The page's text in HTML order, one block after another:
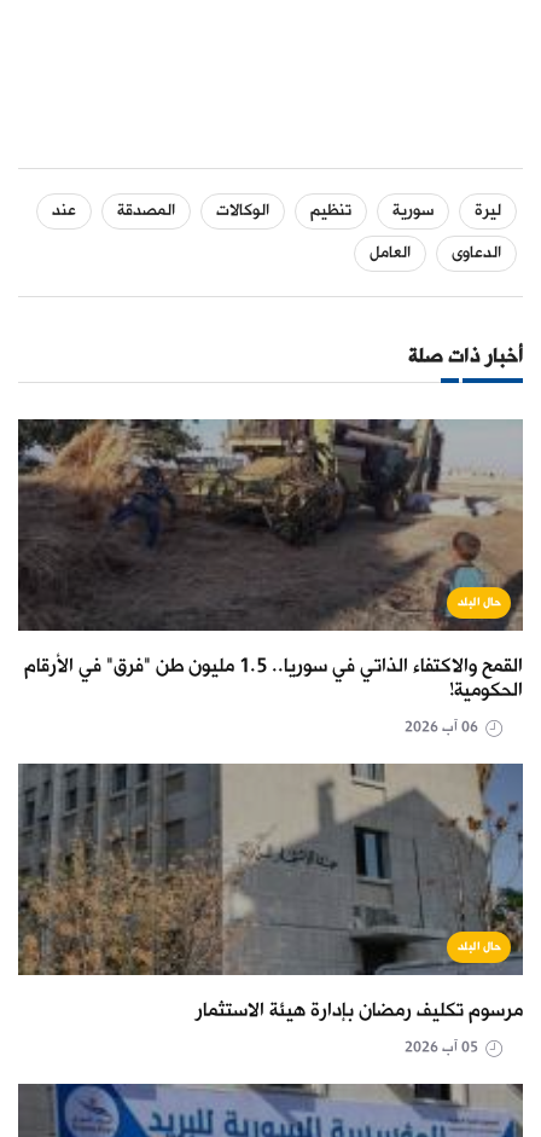
ليرة سورية تنظيم الوكالات المصدقة
عند
الدعاوى
العامل
أخبار ذات صلة
حال البلد
القمح والاكتفاء الذاتي في سوريا.. 1.5 مليون طن "فرق" في الأرقام
الحكومية!
حال البلد
مرسوم تكليف رمضان بإدارة هيئة الاستثمار